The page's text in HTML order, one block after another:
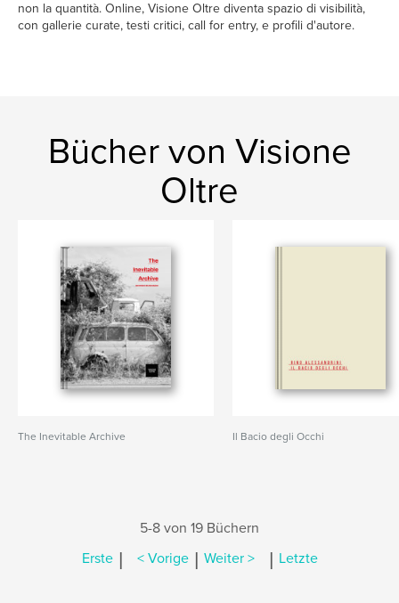
non la quantità. Online, Visione Oltre diventa spazio di visibilità,
con gallerie curate, testi critici, call for entry, e profili d'autore.
Bücher von Visione
Oltre
The Inevitable Archive Il Bacio degli Occhi
5-8 von 19 Büchern
Erste | < Vorige | Weiter > | Letzte